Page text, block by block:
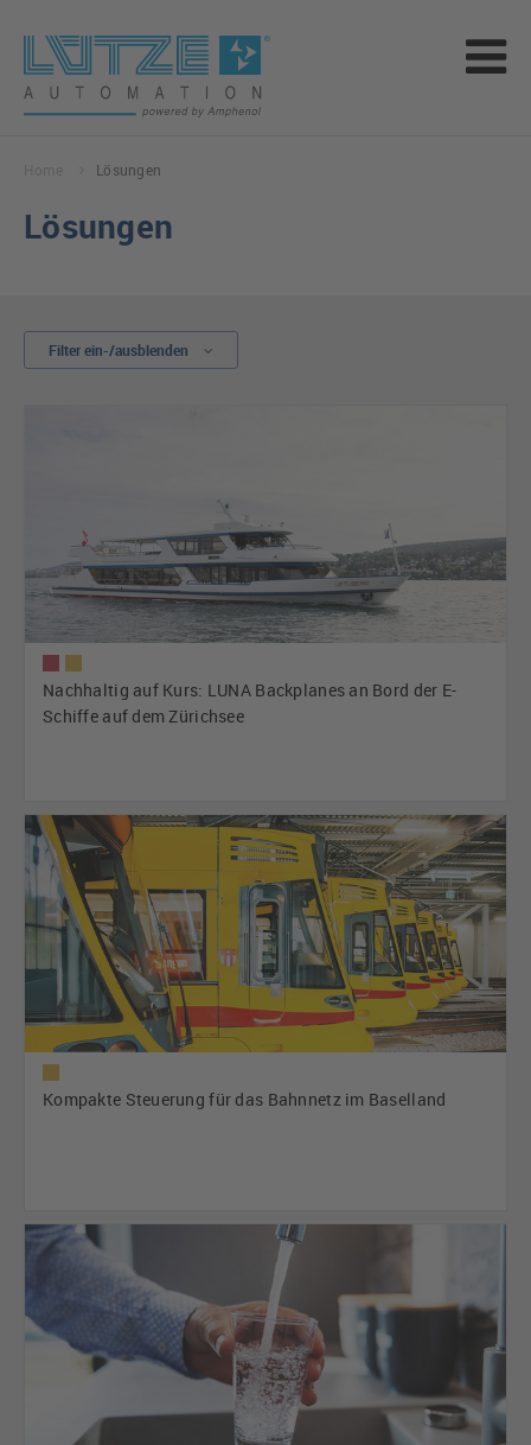
Lösungen
Lösungen
Filter ein-/ausblenden
Nachhaltig auf Kurs: LUNA Backplanes an Bord der E-
Schiffe auf dem Zürichsee
Kompakte Steuerung für das Bahnnetz im Baselland